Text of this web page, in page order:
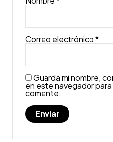
Correo electrónico*
Guarda mi nombre,
en este navegador para
comente.